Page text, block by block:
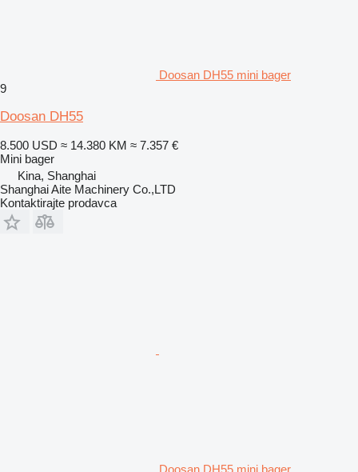
Doosan DH55 mini bager
9
Doosan DH55
8.500 USD ≈ 14.380 KM ≈ 7.357 €
Mini bager
Kina, Shanghai
Shanghai Aite Machinery Co.,LTD
Kontaktirajte prodavca
Doosan DH55 mini bager